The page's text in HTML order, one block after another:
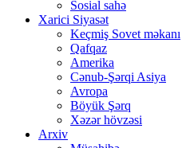
Sosial sahə
Xarici Siyasət
Keçmiş Sovet məkanı
Qafqaz
Amerika
Cənub-Şərqi Asiya
Avropa
Böyük Şərq
Xəzər hövzəsi
Arxiv